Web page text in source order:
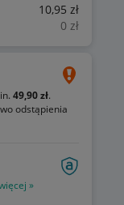
10,95 zł
0 zł
49,90 zł.
odstąpienia
»